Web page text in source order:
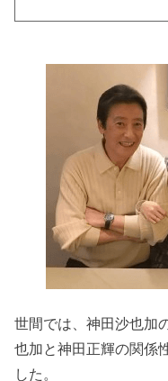
世間では、神田沙也加
也加と神田正輝の関係
した。